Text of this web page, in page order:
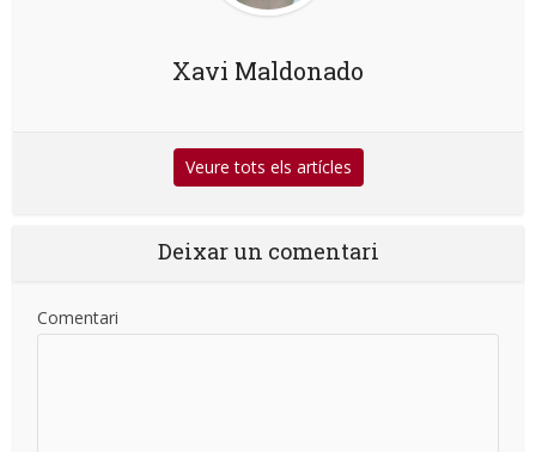
Xavi Maldonado
Veure tots els artícles
Deixar un comentari
Comentari